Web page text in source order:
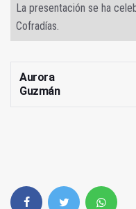
La presentación se ha
Cofradías.
Aurora
Guzmán